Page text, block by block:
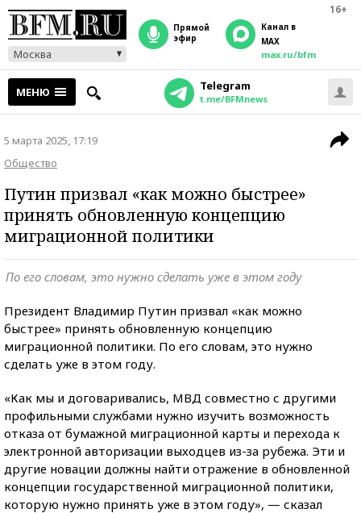
16+
Москва
прямой
эфир
Канал в
MAX
max.ru/bfm
МЕНЮ Telegram
t.me/BFMnews
5 марта 2025, 17:19
Общество
Путин призвал «как можно быстрее»
принять обновленную концепцию
миграционной политики
По его словам, это нужно сделать уже в этом году
Президент Владимир Путин призвал «как можно
быстрее» принять обновленную концепцию
миграционной политики. По его словам, это нужно
сделать уже в этом году.
«Как мы и договаривались, МВД совместно с другими
профильными службами нужно изучить возможность
отказа от бумажной миграционной карты и перехода к
электронной авторизации выходцев из-за рубежа. Эти и
другие новации должны найти отражение в обновленной
концепции государственной миграционной политики,
которую нужно принять уже в этом году», — сказал